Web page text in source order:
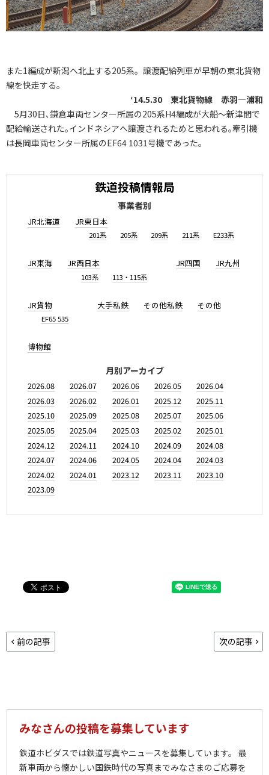
また1編成が新潟へ北上する205系。譲渡配給列車が早朝の東北貨物
線を快走する｡
‘14.5.30 東北貨物線 赤羽―浦和
5月30日､鎌倉車両センター所属の205系H4編成が大船～新津間で
配給輸送された｡インドネシアへ譲渡されるためと思われる｡牽引機
は長岡車両センター所属のEF64 1031号機であった｡
鉄道投稿情報局
事業者別
JR北海道 JR東日本
201系 205系 209系 211系 E233系
JR東海 JR西日本
103系 113・115系
JR四国 JR九州
JR貨物
EF65 535
大手私鉄 その他私鉄 その他
博物館
月別アーカイブ
2026.08 2026.07 2026.06 2026.05
2026.04
2026.03
2026.02 2026.01 2025.12
2025.11
2025.10
2025.09 2025.08 2025.07
2025.06
2025.05
2025.04 2025.03 2025.02
2025.01
2024.12
2024.11 2024.10 2024.09
2024.08
2024.07
2024.06 2024.05 2024.04
2024.03
2024.02
2024.01 2023.12 2023.11
2023.10
2023.09
前の記事 次の記事
みなさんの投稿を募集しています
鉄道ホビダスでは鉄道写真やニュースを募集しています。 最
新車両から懐かしい国鉄時代の写真までみなさまのご応募を